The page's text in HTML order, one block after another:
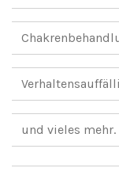
und vieles mehr.